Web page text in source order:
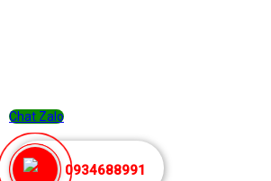
Chat Zalo
0934688991